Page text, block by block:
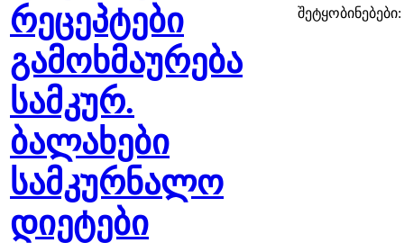
რეცეპტები
გამოხმაურება
სამკურ.
ბალახები
სამკურნალო
დიეტები
შეტყობინებები: